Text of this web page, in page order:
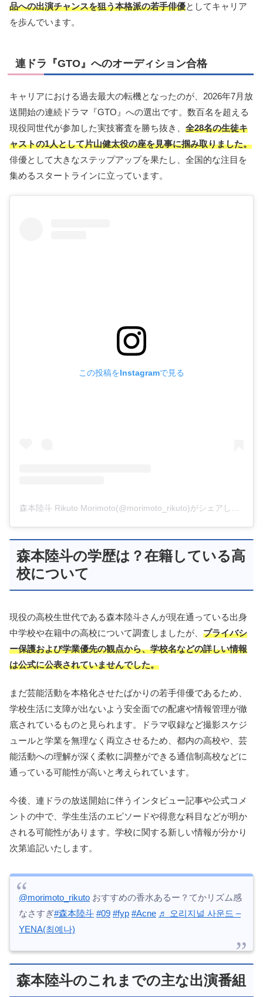
品への出演チャンスを狙う本格派の若手俳優としてキャリア
を歩んでいます。
連ドラ『GTO』へのオーディション合格
キャリアにおける過去最大の転機となったのが、2026年7月放
送開始の連続ドラマ『GTO』への選出です。数百名を超える
現役同世代が参加した実技審査を勝ち抜き、 全28名の生徒キ
ャストの1人として片山健太役の座を見事に掴み取りました。
俳優として大きなステップアップを果たし、全国的な注目を
集めるスタートラインに立っています。
この投稿をInstagramで見る
森本陸斗 Rikuto Morimoto(@morimoto_rikuto)がシェアした投稿
森本陸斗の学歴は？在籍している高
校について
現役の高校生世代である森本陸斗さんが現在通っている出身
中学校や在籍中の高校について調査しましたが、 プライバシ
ー保護および学業優先の観点から、学校名などの詳しい情報
は公式に公表されていませんでした。
まだ芸能活動を本格化させたばかりの若手俳優であるため、
学校生活に支障が出ないよう安全面での配慮や情報管理が徹
底されているものと見られます。ドラマ収録など撮影スケジ
ュールと学業を無理なく両立させるため、都内の高校や、芸
能活動への理解が深く柔軟に調整ができる通信制高校などに
通っている可能性が高いと考えられています。
今後、連ドラの放送開始に伴うインタビュー記事や公式コメ
ントの中で、学生生活のエピソードや得意な科目などが明か
される可能性があります。学校に関する新しい情報が分かり
次第追記いたします。
@morimoto_rikuto おすすめの香水あるー？てかリズム感
なさすぎ#森本陸斗 #09 #fyp #Acne ♬ 오리지널 사운드 –
YENA(최예나)
森本陸斗のこれまでの主な出演番組